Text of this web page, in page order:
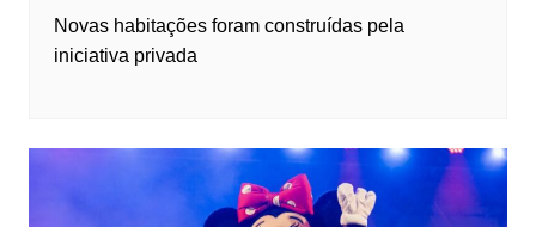
Novas habitações foram construídas pela
iniciativa privada